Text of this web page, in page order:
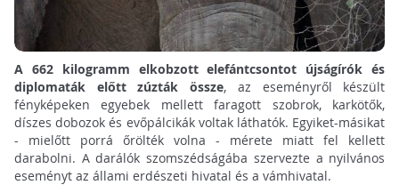
A 662 kilogramm elkobzott elefántcsontot újságírók és
diplomaták előtt zúzták össze, az eseményről készült
fényképeken egyebek mellett faragott szobrok, karkötők,
díszes dobozok és evőpálcikák voltak láthatók. Egyiket-másikat
- mielőtt porrá őrölték volna - mérete miatt fel kellett
darabolni. A darálók szomszédságába szervezte a nyilvános
eseményt az állami erdészeti hivatal és a vámhivatal.